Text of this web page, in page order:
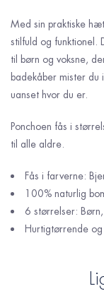
Med sin praktiske
stilfuld og funktionel.
til børn og voksne,
badekåber mister
uanset hvor du er.
Ponchoen fås i
til alle aldre.
Fås i farverne:
100% naturlig
6 størrelser:
Hurtigtørrende